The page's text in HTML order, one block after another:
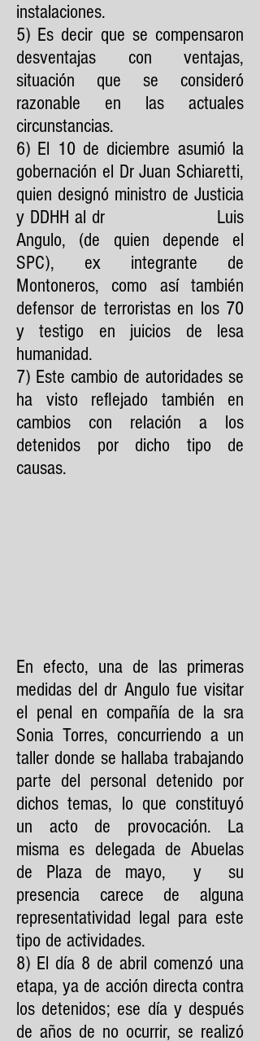
instalaciones.
5) Es decir que se compensaron
desventajas con ventajas,
situación que se consideró
razonable en las actuales
circunstancias.
6) El 10 de diciembre asumió la
gobernación el Dr Juan Schiaretti,
quien designó ministro de Justicia
y DDHH al dr Luis
Angulo, (de quien depende el
SPC), ex integrante de
Montoneros, como así también
defensor de terroristas en los 70
y testigo en juicios de lesa
humanidad.
7) Este cambio de autoridades se
ha visto reflejado también en
cambios con relación a los
detenidos por dicho tipo de
causas.
En efecto, una de las primeras
medidas del dr Angulo fue visitar
el penal en compañía de la sra
Sonia Torres, concurriendo a un
taller donde se hallaba trabajando
parte del personal detenido por
dichos temas, lo que constituyó
un acto de provocación. La
misma es delegada de Abuelas
de Plaza de mayo, y su
presencia carece de alguna
representatividad legal para este
tipo de actividades.
8) El día 8 de abril comenzó una
etapa, ya de acción directa contra
los detenidos; ese día y después
de años de no ocurrir, se realizó